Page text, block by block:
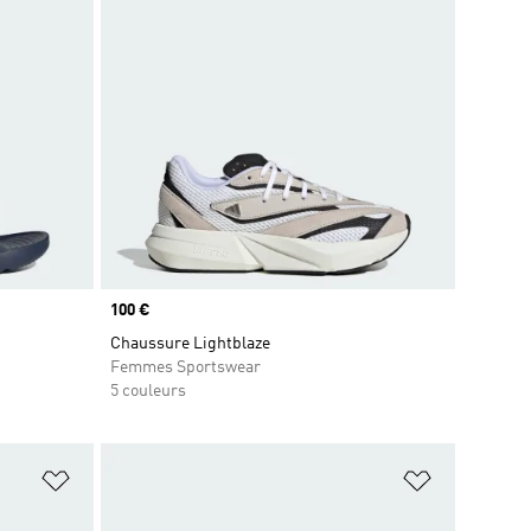
Prix
100 €
Chaussure Lightblaze
Femmes Sportswear
5 couleurs